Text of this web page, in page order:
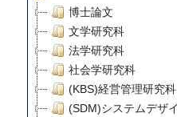
博士論文
文学研究科
法学研究科
社会学研究科
(KBS)経営管理研究科
(SDM)システムデザ